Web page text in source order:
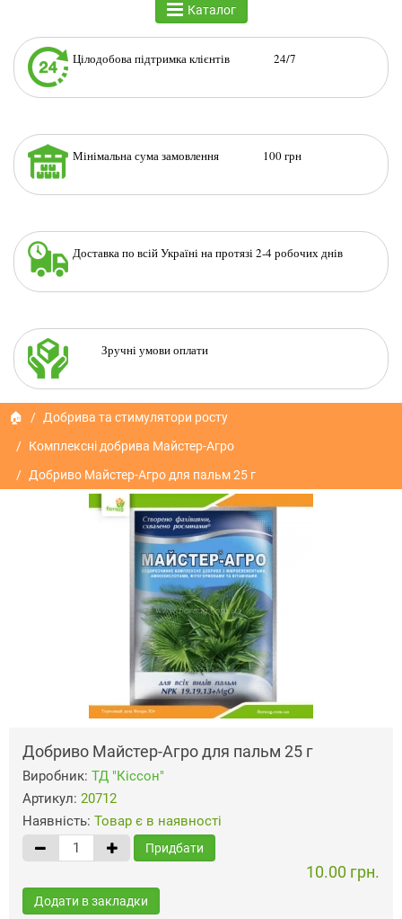
Каталог
Цілодобова підтримка клієнтів 24/7
Мінімальна сума замовлення 100 грн
Доставка по всій Україні на протязі 2-4 робочих днів
Зручні умови оплати
🏠
Добрива та стимулятори росту
Комплексні добрива Майстер-Агро
Добриво Майстер-Агро для пальм 25 г
Добриво Майстер-Агро для пальм 25 г
Виробник: ТД "Кіссон"
Артикул: 20712
Наявність: Товар є в наявності
Придбати
10.00 грн.
Додати в закладки